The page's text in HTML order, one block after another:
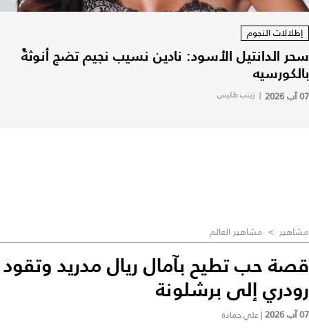
إطلالات النجوم
سحر الدانتيل الأسود: نادين نسيب نجيم تضج أنوثةً
بالكورسيه
07 آب 2026 | زينب طليس
مشاهير > مشاهير العالم
قصة حب تطيح بآمال ريال مدريد وتقود
رودري إلى برشلونة
07 آب 2026 |علي حمادة